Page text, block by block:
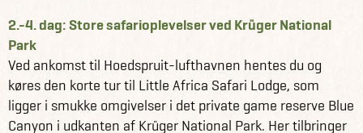
2.-4. dag: Store safarioplevelser ved Krüger National
Park
Ved ankomst til Hoedspruit-lufthavnen hentes du og
køres den korte tur til Little Africa Safari Lodge, som
ligger i smukke omgivelser i det private game reserve Blue
Canyon i udkanten af Krüger National Park. Her tilbringer